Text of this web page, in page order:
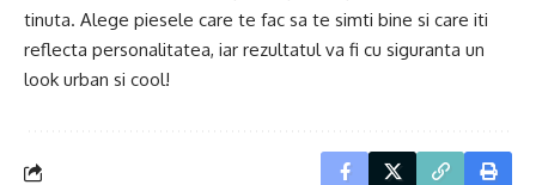
tinuta. Alege piesele care te fac sa te simti bine si care iti
reflecta personalitatea, iar rezultatul va fi cu siguranta un
look urban si cool!